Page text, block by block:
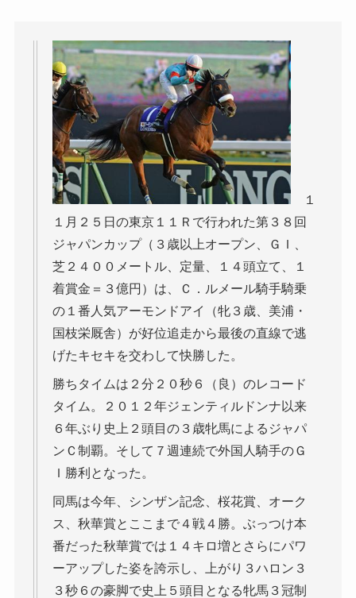
１
１月２５日の東京１１Ｒで行われた第３８回
ジャパンカップ（３歳以上オープン、ＧＩ、
芝２４００メートル、定量、１４頭立て、１
着賞金＝３億円）は、Ｃ．ルメール騎手騎乗
の１番人気アーモンドアイ（牝３歳、美浦・
国枝栄厩舎）が好位追走から最後の直線で逃
げたキセキを交わして快勝した。
勝ちタイムは２分２０秒６（良）のレコード
タイム。２０１２年ジェンティルドンナ以来
６年ぶり史上２頭目の３歳牝馬によるジャパ
ンＣ制覇。そして７週連続で外国人騎手のＧ
Ｉ勝利となった。
同馬は今年、シンザン記念、桜花賞、オーク
ス、秋華賞とここまで４戦４勝。ぶっつけ本
番だった秋華賞では１４キロ増とさらにパワ
ーアップした姿を誇示し、上がり３ハロン３
３秒６の豪脚で史上５頭目となる牝馬３冠制